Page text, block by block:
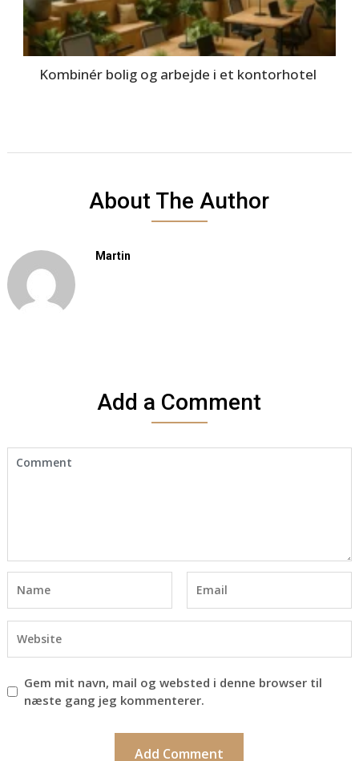
Kombinér bolig og arbejde i et kontorhotel
About The Author
Martin
Add a Comment
Gem mit navn, mail og websted i denne browser til
næste gang jeg kommenterer.